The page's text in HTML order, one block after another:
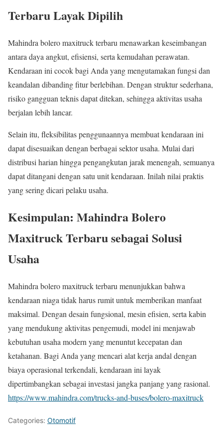
Terbaru Layak Dipilih
Mahindra bolero maxitruck terbaru menawarkan keseimbangan
antara daya angkut, efisiensi, serta kemudahan perawatan.
Kendaraan ini cocok bagi Anda yang mengutamakan fungsi dan
keandalan dibanding fitur berlebihan. Dengan struktur sederhana,
risiko gangguan teknis dapat ditekan, sehingga aktivitas usaha
berjalan lebih lancar.
Selain itu, fleksibilitas penggunaannya membuat kendaraan ini
dapat disesuaikan dengan berbagai sektor usaha. Mulai dari
distribusi harian hingga pengangkutan jarak menengah, semuanya
dapat ditangani dengan satu unit kendaraan. Inilah nilai praktis
yang sering dicari pelaku usaha.
Kesimpulan: Mahindra Bolero
Maxitruck Terbaru sebagai Solusi
Usaha
Mahindra bolero maxitruck terbaru menunjukkan bahwa
kendaraan niaga tidak harus rumit untuk memberikan manfaat
maksimal. Dengan desain fungsional, mesin efisien, serta kabin
yang mendukung aktivitas pengemudi, model ini menjawab
kebutuhan usaha modern yang menuntut kecepatan dan
ketahanan. Bagi Anda yang mencari alat kerja andal dengan
biaya operasional terkendali, kendaraan ini layak
dipertimbangkan sebagai investasi jangka panjang yang rasional.
https://www.mahindra.com/trucks-and-buses/bolero-maxitruck
Categories: Otomotif